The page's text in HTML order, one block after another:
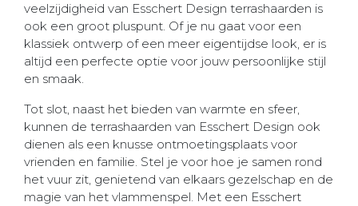
veelzijdigheid van Esschert Design terrashaarden is
ook een groot pluspunt. Of je nu gaat voor een
klassiek ontwerp of een meer eigentijdse look, er is
altijd een perfecte optie voor jouw persoonlijke stijl
en smaak.
Tot slot, naast het bieden van warmte en sfeer,
kunnen de terrashaarden van Esschert Design ook
dienen als een knusse ontmoetingsplaats voor
vrienden en familie. Stel je voor hoe je samen rond
het vuur zit, genietend van elkaars gezelschap en de
magie van het vlammenspel. Met een Esschert